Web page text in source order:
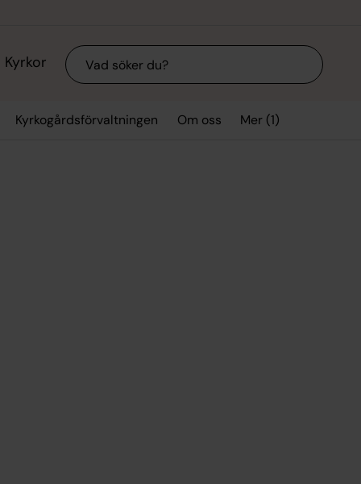
Kyrkor Sök
Kyrkogårdsförvaltningen Om oss Mer (1)